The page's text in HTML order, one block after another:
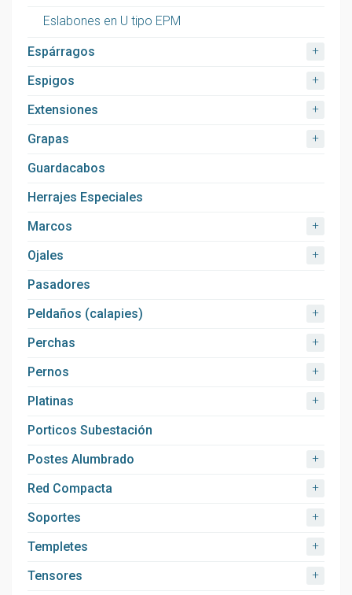
Eslabones en U tipo EPM
Espárragos +
Espigos +
Extensiones +
Grapas +
Guardacabos
Herrajes Especiales
Marcos
+
Ojales +
Pasadores
Peldaños (calapies)
+
Perchas +
Pernos +
Platinas +
Porticos Subestación
Postes Alumbrado
+
Red Compacta +
Soportes +
Templetes +
Tensores +